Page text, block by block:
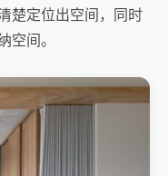
楚定位出空间，同时
空间。